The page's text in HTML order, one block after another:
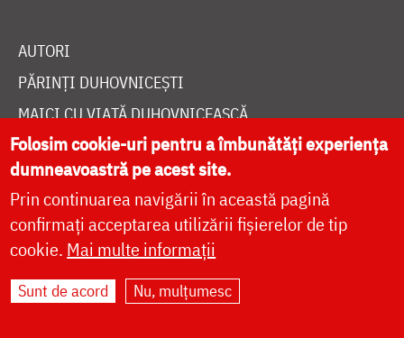
AUTORI
PĂRINȚI DUHOVNICEȘTI
MAICI CU VIAȚĂ DUHOVNICEASCĂ
TEMATICĂ
SINAXAR ALFABETIC
MĂNĂSTIRI ȘI BISERICI
CALENDAR ORTODOX
RADIO DOXOLOGIA
Folosim cookie-uri pentru a îmbunătăți experiența
dumneavoastră pe acest site.
Prin continuarea navigării în această pagină
confirmați acceptarea utilizării fișierelor de tip
cookie. Mai multe informații
Sunt de acord Nu, mulțumesc